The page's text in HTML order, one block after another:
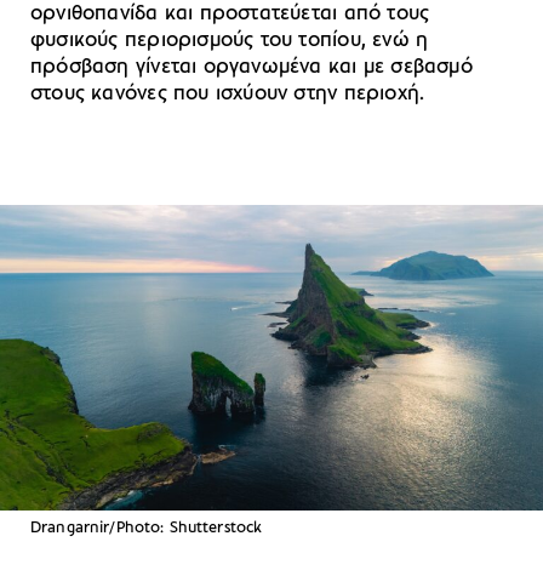
ορνιθοπανίδα και προστατεύεται από τους
φυσικούς περιορισμούς του τοπίου, ενώ η
πρόσβαση γίνεται οργανωμένα και με σεβασμό
στους κανόνες που ισχύουν στην περιοχή.
Drangarnir/Photo: Shutterstock